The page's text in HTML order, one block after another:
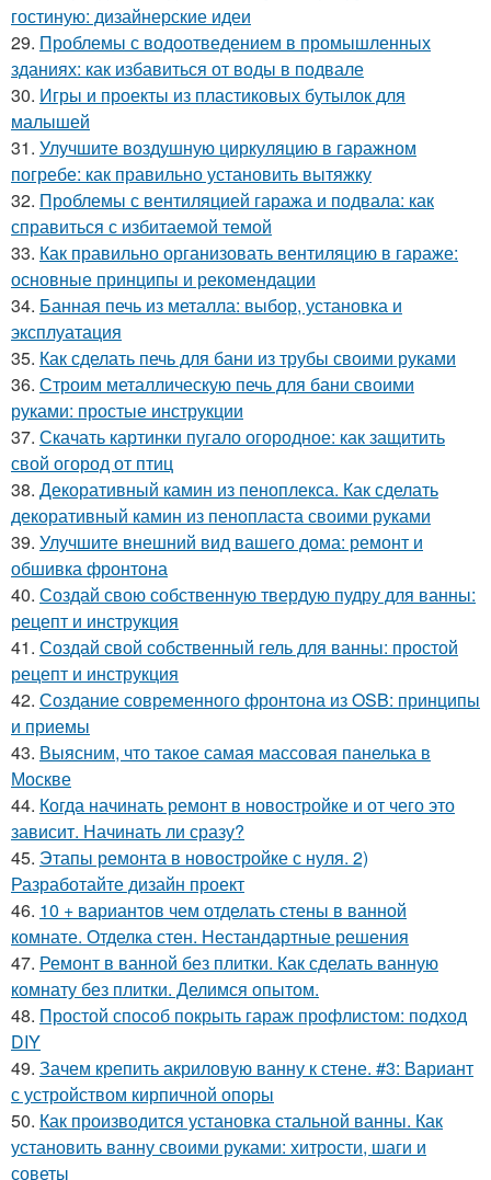
гостиную: дизайнерские идеи
29. Проблемы с водоотведением в промышленных
зданиях: как избавиться от воды в подвале
30. Игры и проекты из пластиковых бутылок для
малышей
31. Улучшите воздушную циркуляцию в гаражном
погребе: как правильно установить вытяжку
32. Проблемы с вентиляцией гаража и подвала: как
справиться с избитаемой темой
33. Как правильно организовать вентиляцию в гараже:
основные принципы и рекомендации
34. Банная печь из металла: выбор, установка и
эксплуатация
35. Как сделать печь для бани из трубы своими руками
36. Строим металлическую печь для бани своими
руками: простые инструкции
37. Скачать картинки пугало огородное: как защитить
свой огород от птиц
38. Декоративный камин из пеноплекса. Как сделать
декоративный камин из пенопласта своими руками
39. Улучшите внешний вид вашего дома: ремонт и
обшивка фронтона
40. Создай свою собственную твердую пудру для ванны:
рецепт и инструкция
41. Создай свой собственный гель для ванны: простой
рецепт и инструкция
42. Создание современного фронтона из OSB: принципы
и приемы
43. Выясним, что такое самая массовая панелька в
Москве
44. Когда начинать ремонт в новостройке и от чего это
зависит. Начинать ли сразу?
45. Этапы ремонта в новостройке с нуля. 2)
Разработайте дизайн проект
46. 10 + вариантов чем отделать стены в ванной
комнате. Отделка стен. Нестандартные решения
47. Ремонт в ванной без плитки. Как сделать ванную
комнату без плитки. Делимся опытом.
48. Простой способ покрыть гараж профлистом: подход
DIY
49. Зачем крепить акриловую ванну к стене. #3: Вариант
с устройством кирпичной опоры
50. Как производится установка стальной ванны. Как
установить ванну своими руками: хитрости, шаги и
советы